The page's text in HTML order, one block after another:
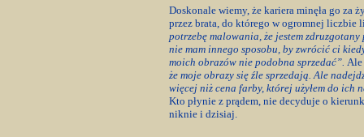
Doskonale wiemy, że kariera minęła go za
przez brata, do którego w ogromnej liczbie
potrzebę malowania, że jestem
nie mam innego sposobu, by zwrócić ci
moich obrazów nie podobna sprzedać”. Ale
że moje obrazy się źle sprzedają. Ale
więcej niż cena farby, której użyłem do ich
Kto płynie z prądem, nie decyduje o
niknie i dzisiaj.